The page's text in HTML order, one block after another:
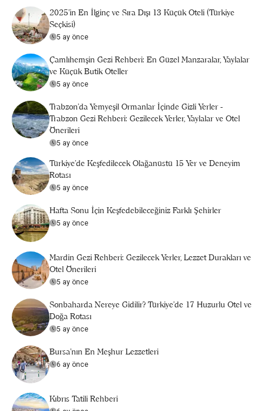
2025’in En İlginç ve Sıra Dışı 13 Küçük Oteli (Türkiye
Seçkisi)
5 ay önce
Çamlıhemşin Gezi Rehberi: En Güzel Manzaralar, Yaylalar
ve Küçük Butik Oteller
5 ay önce
Trabzon'da Yemyeşil Ormanlar İçinde Gizli Yerler -
Trabzon Gezi Rehberi: Gezilecek Yerler, Yaylalar ve Otel
Önerileri
5 ay önce
Türkiye’de Keşfedilecek Olağanüstü 15 Yer ve Deneyim
Rotası
5 ay önce
Hafta Sonu İçin Keşfedebileceğiniz Farklı Şehirler
5 ay önce
Mardin Gezi Rehberi: Gezilecek Yerler, Lezzet Durakları ve
Otel Önerileri
5 ay önce
Sonbaharda Nereye Gidilir? Türkiye’de 17 Huzurlu Otel ve
Doğa Rotası
5 ay önce
Bursa’nın En Meşhur Lezzetleri
6 ay önce
Kıbrıs Tatili Rehberi